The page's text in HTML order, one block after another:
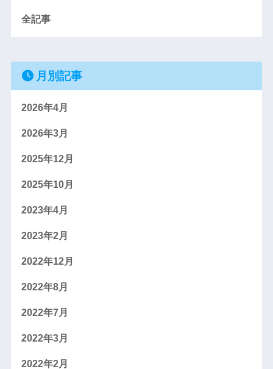
全記事
月別記事
2026年4月
2026年3月
2025年12月
2025年10月
2023年4月
2023年2月
2022年12月
2022年8月
2022年7月
2022年3月
2022年2月